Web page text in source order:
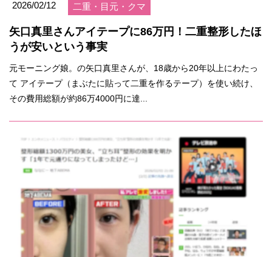
2026/02/12 二重・目元・クマ
矢口真里さんアイテープに86万円！二重整形したほ
うが安いという事実
元モーニング娘。の矢口真里さんが、18歳から20年以上にわたっ
て アイテープ（まぶたに貼って二重を作るテープ）を使い続け、
その費用総額が約86万4000円に達...